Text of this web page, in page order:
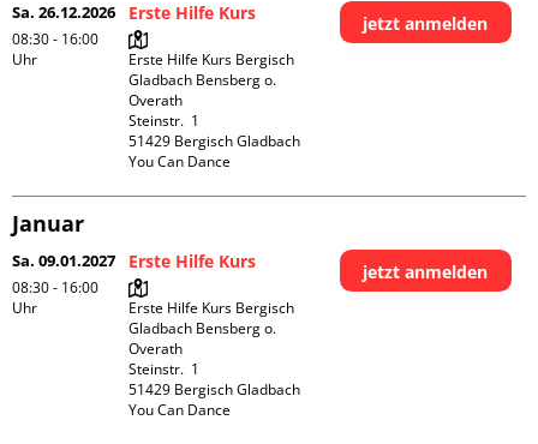
Sa. 26.12.2026
08:30 - 16:00
Uhr
Erste Hilfe Kurs
Erste Hilfe Kurs Bergisch
Gladbach Bensberg o.
Overath
Steinstr.  1
51429 Bergisch Gladbach
You Can Dance
jetzt anmelden
Januar
Sa. 09.01.2027
08:30 - 16:00
Uhr
Erste Hilfe Kurs
Erste Hilfe Kurs Bergisch
Gladbach Bensberg o.
Overath
Steinstr.  1
51429 Bergisch Gladbach
You Can Dance
jetzt anmelden